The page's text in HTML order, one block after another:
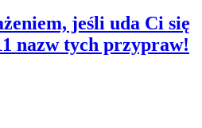
jeśli uda Ci się
nazw tych przypraw!